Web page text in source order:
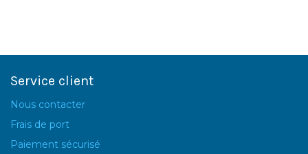
Service client
Nous contacter
Frais de port
Paiement sécurisé